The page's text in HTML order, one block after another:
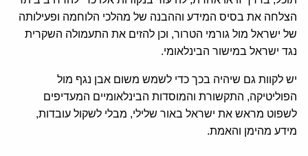
הצלחה את בסיס המידע וההבנה של מהלכי הלוחמה ופעילותה
של ישראל מול גורמי הטרור, וכן להזים את התעמולה השקרית
נגד ישראל במישור הבינלאומי.
יש לקוות גם שיהיה בכך כדי לשמש משום אבן נגף מול
הפוליטיקה, התקשורת והמוסדות הבינלאומיים המעדיפים
לשפוט מראש את ישראל באור שלילי, מבלי לשקול עובדות,
מידע מהימן והאמת.